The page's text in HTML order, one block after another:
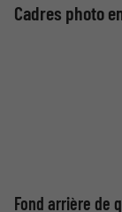
Cadres photo
Fond arrière de